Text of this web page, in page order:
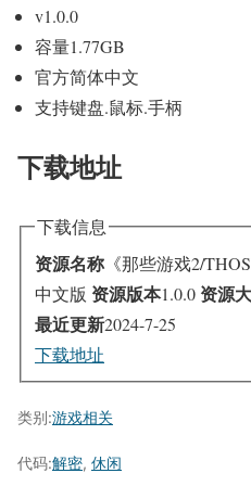
v1.0.0
容量1.77GB
官方简体中文
支持键盘.鼠标.手柄
下载地址
下载信息
资源名称 《那些游戏2/
中文版 资源版本1.0.0 资源
最近更新2024-7-25
下载地址
类别:游戏相关
代码:解密, 休闲